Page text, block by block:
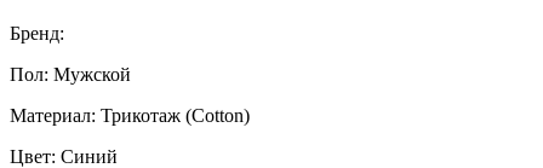
Бренд:
Пол: Мужской
Материал: Трикотаж (Cotton)
Цвет: Синий